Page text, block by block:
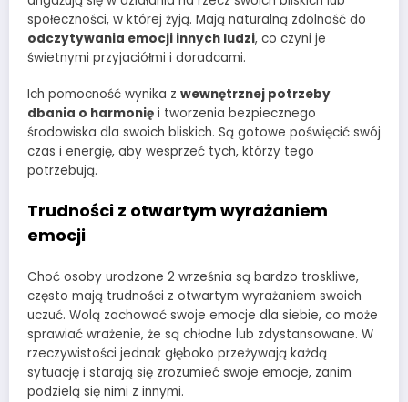
społeczności, w której żyją. Mają naturalną zdolność do
odczytywania emocji innych ludzi, co czyni je
świetnymi przyjaciółmi i doradcami.
Ich pomocność wynika z wewnętrznej potrzeby
dbania o harmonię i tworzenia bezpiecznego
środowiska dla swoich bliskich. Są gotowe poświęcić swój
czas i energię, aby wesprzeć tych, którzy tego
potrzebują.
Trudności z otwartym wyrażaniem
emocji
Choć osoby urodzone 2 września są bardzo troskliwe,
często mają trudności z otwartym wyrażaniem swoich
uczuć. Wolą zachować swoje emocje dla siebie, co może
sprawiać wrażenie, że są chłodne lub zdystansowane. W
rzeczywistości jednak głęboko przeżywają każdą
sytuację i starają się zrozumieć swoje emocje, zanim
podzielą się nimi z innymi.